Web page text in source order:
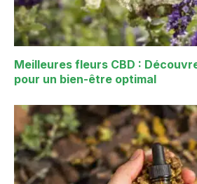
Meilleures fleurs CBD :
pour un bien-être optimal